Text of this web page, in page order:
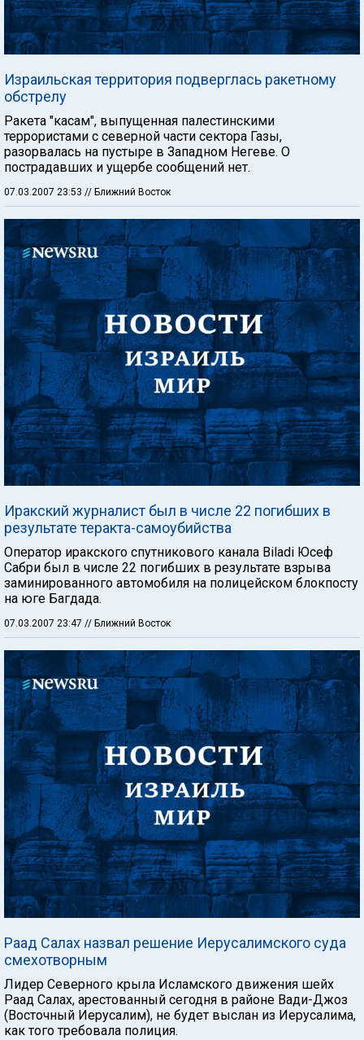
Израильская территория подверглась ракетному
обстрелу
Ракета "касам", выпущенная палестинскими
террористами с северной части сектора Газы,
разорвалась на пустыре в Западном Негеве. О
пострадавших и ущербе сообщений нет.
07.03.2007 23:53 // Ближний Восток
Иракский журналист был в числе 22 погибших в
результате теракта-самоубийства
Оператор иракского спутникового канала Biladi Юсеф
Сабри был в числе 22 погибших в результате взрыва
заминированного автомобиля на полицейском блокпосту
на юге Багдада.
07.03.2007 23:47 // Ближний Восток
Раад Салах назвал решение Иерусалимского суда
смехотворным
Лидер Северного крыла Исламского движения шейх
Раад Салах, арестованный сегодня в районе Вади-Джоз
(Восточный Иерусалим), не будет выслан из Иерусалима,
как того требовала полиция.